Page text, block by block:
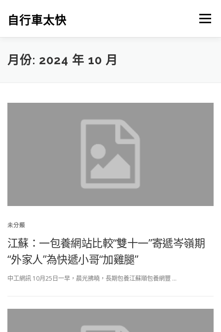
自行車太快 選單
月份: 2024 年 10 月
未分類
江蘇：一包養網站比較“雙十一”寄遞岑嶺期
“外家人”為快遞小哥“加雞腿”
中工網訊 10月25日一早，晨光拂曉，長期包養江蘇順包養網豐 …